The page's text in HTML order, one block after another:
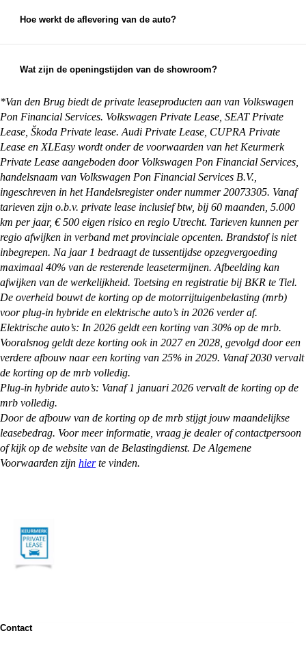
eerlijke inruilwaarde te bepalen. Hiervoor kun je
ruilen.
Hoe werkt de aflevering van de auto?
op te halen bij een van onze vestigingen, maar we
bij je thuis. Alles waar je rekening mee moet
houden en wat je zelf nog moet regelen, kun je
vinden op onzepagina met afleverinformatie.
Wat zijn de openingstijden van de showroom?
zaterdag. De exacte openingstijden van de
vestiging je wilt bezoeken vind je op:
https://vandenbrug.nl/vestigingen
*Van den Brug biedt de private leaseproducten aan van Volkswagen
Pon Financial Services. Volkswagen Private Lease, SEAT Private
Lease, Škoda Private lease. Audi Private Lease, CUPRA Private
Lease en XLEasy wordt onder de voorwaarden van het Keurmerk
Private Lease aangeboden door Volkswagen Pon Financial Services,
handelsnaam van Volkswagen Pon Financial Services B.V.,
ingeschreven in het Handelsregister onder nummer 20073305. Vanaf
tarieven zijn o.b.v. private lease inclusief btw, bij 60 maanden, 5.000
km per jaar, € 500 eigen risico en regio Utrecht. Tarieven kunnen per
regio afwijken in verband met provinciale opcenten. Brandstof is niet
inbegrepen. Na jaar 1 bedraagt de tussentijdse opzegvergoeding
maximaal 40% van de resterende leasetermijnen. Afbeelding kan
afwijken van de werkelijkheid. Toetsing en registratie bij BKR te Tiel.
De overheid bouwt de korting op de motorrijtuigenbelasting (mrb)
voor plug-in hybride en elektrische auto’s in 2026 verder af.
Elektrische auto’s: In 2026 geldt een korting van 30% op de mrb.
Vooralsnog geldt deze korting ook in 2027 en 2028, gevolgd door een
verdere afbouw naar een korting van 25% in 2029. Vanaf 2030 vervalt
de korting op de mrb volledig.
Plug-in hybride auto’s: Vanaf 1 januari 2026 vervalt de korting op de
mrb volledig.
Door de afbouw van de korting op de mrb stijgt jouw maandelijkse
leasebedrag. Voor meer informatie, vraag je dealer of contactpersoon
of kijk op de website van de Belastingdienst. De Algemene
Voorwaarden zijn hierte vinden.
Contact